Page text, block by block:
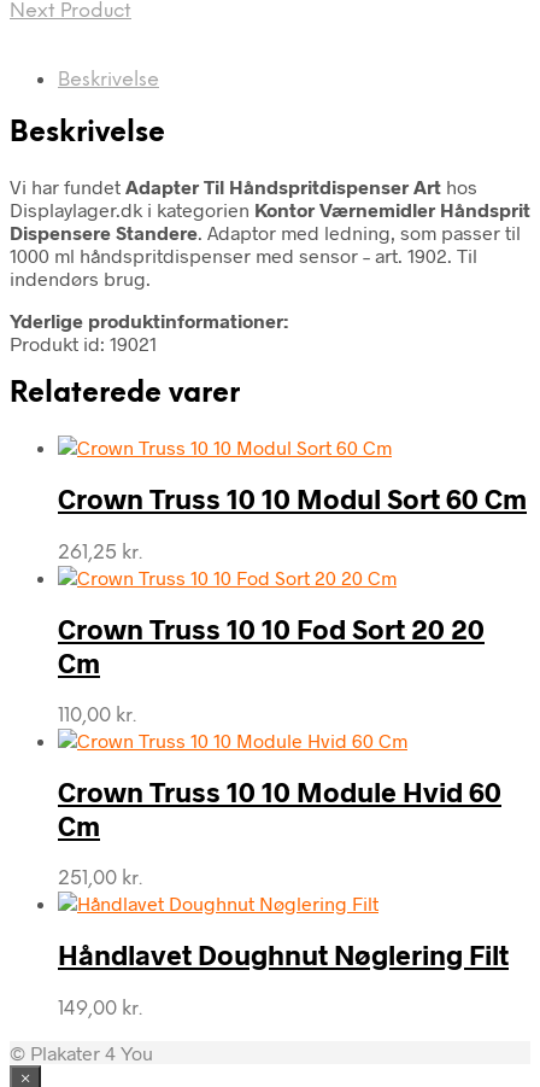
Next Product
Beskrivelse
Beskrivelse
Vi har fundet Adapter Til Håndspritdispenser Art hos
Displaylager.dk i kategorien Kontor Værnemidler Håndsprit
Dispensere Standere. Adaptor med ledning, som passer til
1000 ml håndspritdispenser med sensor – art. 1902. Til
indendørs brug.
Yderlige produktinformationer:
Produkt id: 19021
Relaterede varer
Crown Truss 10 10 Modul Sort 60 Cm
261,25 kr.
Crown Truss 10 10 Fod Sort 20 20
Cm
110,00 kr.
Crown Truss 10 10 Module Hvid 60
Cm
251,00 kr.
Håndlavet Doughnut Nøglering Filt
149,00 kr.
© Plakater 4 You
×